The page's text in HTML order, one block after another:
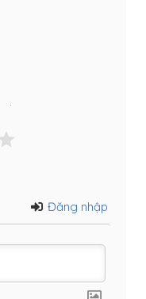
Đăng nhập